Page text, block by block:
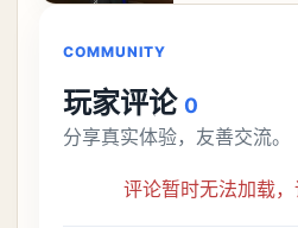
COMMUNITY
玩家评论 0
分享真实体验，友善交流。
评论暂时无法加载，